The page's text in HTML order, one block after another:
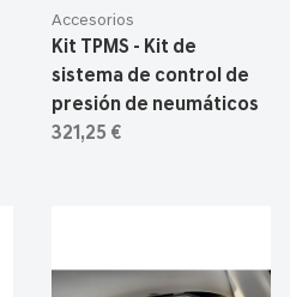
Accesorios
Kit TPMS - Kit de
sistema de control de
presión de neumáticos
321,25 €